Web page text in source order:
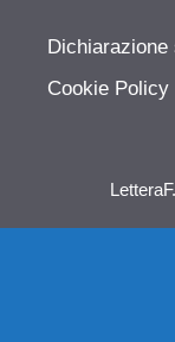
Cookie Policy